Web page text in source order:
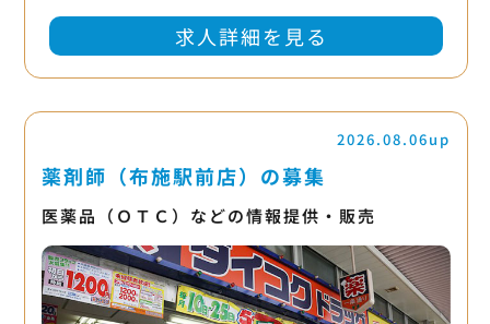
求人詳細を見る
2026.08.06up
薬剤師（布施駅前店）の募集
医薬品（ＯＴＣ）などの情報提供・販売